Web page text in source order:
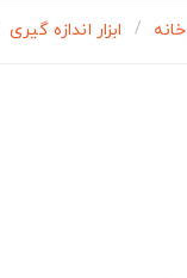
خانه ابزار اندازه گیری